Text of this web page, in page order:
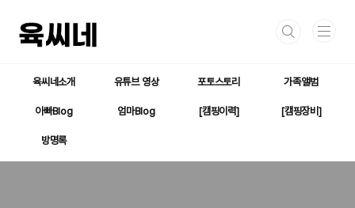
육씨네소개 유튜브 영상 포토스토리 가족앨범
아빠Blog 엄마Blog [캠핑이력] [캠핑장비]
방명록